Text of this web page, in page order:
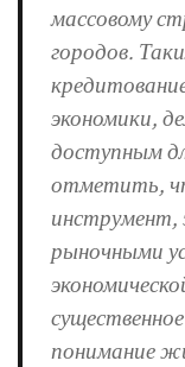
массовому
городов.
экономики,
доступным
отметить,
инструмент,
рыночными
понимание